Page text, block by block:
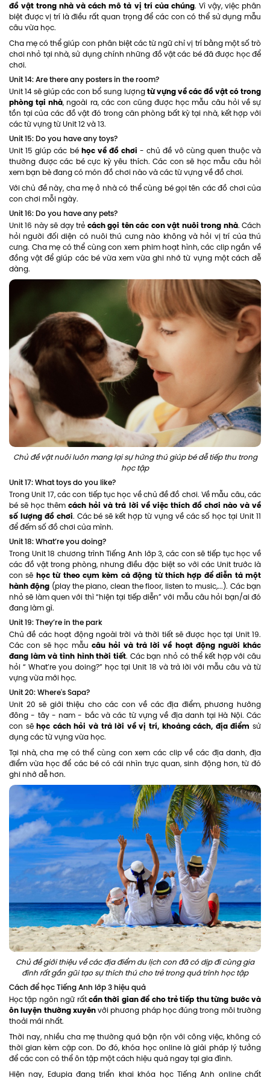
đồ vật trong nhà và cách mô tả vị trí của chúng. Vì vậy, việc phân
biệt được vị trí là điều rất quan trọng để các con có thể sử dụng mẫu
câu vừa học.
Cha mẹ có thể giúp con phân biệt các từ ngữ chỉ vị trí bằng một số trò
chơi nhỏ tại nhà, sử dụng chính những đồ vật các bé đã được học để
chơi.
Unit 14: Are there any posters in the room?
Unit 14 sẽ giúp các con bổ sung lượngtừ vựng về các đồ vật có trong
phòng tại nhà, ngoài ra, các con cũng được học mẫu câu hỏi về sự
tồn tại của các đồ vật đó trong căn phòng bất kỳ tại nhà, kết hợp với
các từ vựng từ Unit 12 và 13.
Unit 15: Do you have any toys?
Unit 15 giúp các bé học về đồ chơi- chủ đề vô cùng quen thuộc và
thường được các bé cực kỳ yêu thích. Các con sẽ học mẫu câu hỏi
xem bạn bè đang có món đồ chơi nào và các từ vựng về đồ chơi.
Với chủ đề này, cha mẹ ở nhà có thể cùng bé gọi tên các đồ chơi của
con chơi mỗi ngày.
Unit 16: Do you have any pets?
Unit 16 này sẽ dạy trẻ cách gọi tên các con vật nuôi trong nhà. Cách
hỏi người đối diện có nuôi thú cưng nào không và hỏi vị trí của thú
cưng. Cha mẹ có thể cùng con xem phim hoạt hình, các clip ngắn về
đồng vật để giúp các bé vừa xem vừa ghi nhớ từ vựng một cách dễ
dàng.
Chủ đề vật nuôi luôn mang lại sự hứng thú giúp bé dễ tiếp thu trong
học tập
Unit 17: What toys do you like?
Trong Unit 17, các con tiếp tục học về chủ đề đồ chơi. Về mẫu câu, các
bé sẽ học thêmcách hỏi và trả lời về việc thích đồ chơi nào và về
số lượng đồ chơi. Các bé sẽ kết hợp từ vựng về các số học tại Unit 11
để đếm số đồ chơi của mình.
Unit 18: What’re you doing?
Trong Unit 18 chương trình Tiếng Anh lớp 3, các con sẽ tiếp tục học về
các đồ vật trong phòng, nhưng điều đặc biệt so với các Unit trước là
con sẽ học từ theo cụm kèm cả động từ thích hợp để diễn tả một
hành động (play the piano, clean the floor, listen to music,...). Các bạn
nhỏ sẽ làm quen với thì “hiện tại tiếp diễn” với mẫu câu hỏi bạn/ai đó
đang làm gì.
Unit 19: They’re in the park
Chủ đề các hoạt động ngoài trời và thời tiết sẽ được học tại Unit 19.
Các con sẽ học mẫu câu hỏi và trả lời về hoạt động người khác
đang làm và tình hình thời tiết. Các bạn nhỏ có thể kết hợp với câu
hỏi “ What’re you doing?” học tại Unit 18 và trả lời với mẫu câu và từ
vựng vừa mới học.
Unit 20: Where's Sapa?
Unit 20 sẽ giới thiệu cho các con về các địa điểm, phương hướng
đông - tây - nam - bắc và các từ vựng về địa danh tại Hà Nội. Các
con sẽhọc cách hỏi và trả lời về vị trí, khoảng cách, địa điểm sử
dụng các từ vựng vừa học.
Tại nhà, cha mẹ có thể cùng con xem các clip về các địa danh, địa
điểm vừa học để các bé có cái nhìn trực quan, sinh động hơn, từ đó
ghi nhớ dễ hơn.
Chủ đề giới thiệu về các địa điểm du lịch con đã có dịp đi cùng gia
đình rất gần gũi tạo sự thích thú cho trẻ trong quá trình học tập
Cách để học Tiếng Anh lớp 3 hiệu quả
Học tập ngôn ngữ rấtcần thời gian để cho trẻ tiếp thu từng bước và
ôn luyện thường xuyênvới phương pháp học đúng trong môi trường
thoải mái nhất.
Thời nay, nhiều cha mẹ thường quá bận rộn với công việc, không có
thời gian kèm cặp con. Do đó, khóa học online là giải pháp lý tưởng
để các con có thể ôn tập một cách hiệu quả ngay tại gia đình.
Hiện nay, Edupia đang triển khai khóa học Tiếng Anh online chất